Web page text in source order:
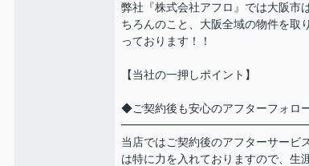
弊社『株式会社アフロ』では大阪市
ちろんのこと、大阪全域の物件を取
っております！！
【当社の一押しポイント】
◆ご契約後も安心のアフターフォロ
当店ではご契約後のアフターサービ
は特に力を入れておりますので、生